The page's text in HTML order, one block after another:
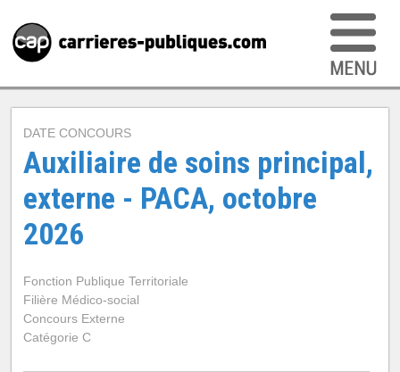
DATE CONCOURS
Auxiliaire de soins principal,
externe - PACA, octobre
2026
Fonction Publique Territoriale
Filière Médico-social
Concours Externe
Catégorie C